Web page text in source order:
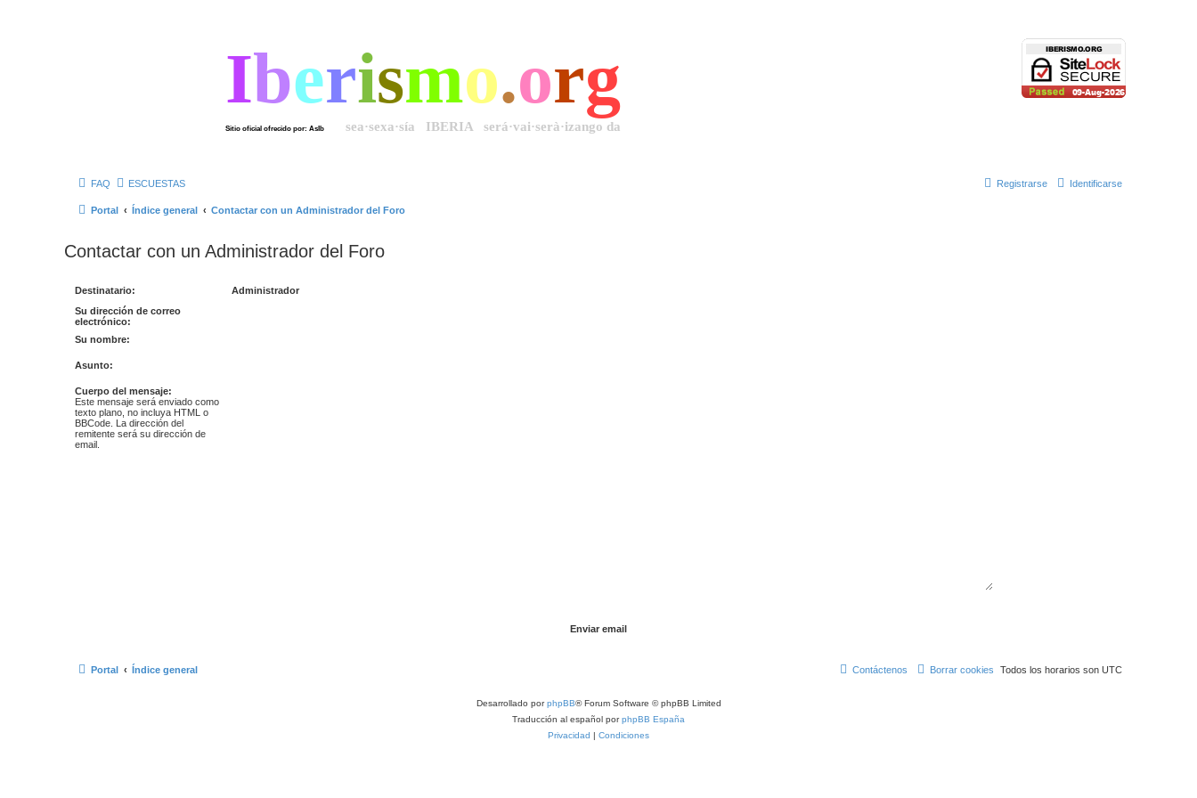
Iberismo.org
Sitio oficial ofrecido por: AsIb sea·sexa·sía IBERIA será·vai·serà·izango da
FAQ ESCUESTAS Identificarse
Registrarse
Portal Índice general Contactar con un Administrador del Foro
Contactar con un Administrador del Foro
Destinatario:
Administrador
Su dirección de correo
electrónico:
Su nombre:
Asunto:
Cuerpo del mensaje:
Este mensaje será enviado como
texto plano, no incluya HTML o
BBCode. La dirección del
remitente será su dirección de
email.
Portal Índice general Todos los horarios son UTC
Borrar cookies
Contáctenos
Desarrollado porphpBB® Forum Software © phpBB Limited
Traducción al español porphpBB España
Privacidad | Condiciones